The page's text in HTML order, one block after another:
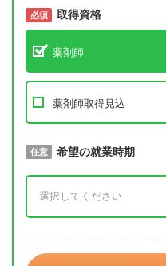
必須 取得資格
薬剤師
薬剤師取得見込
必須 取得予定年
任意 希望の就業時期